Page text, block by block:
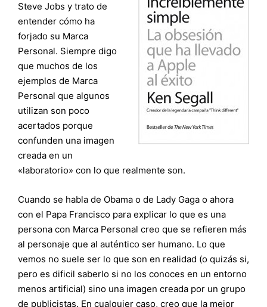
Steve Jobs y trato de
entender cómo ha
forjado su Marca
Personal. Siempre digo
que muchos de los
ejemplos de Marca
Personal que algunos
utilizan son poco
acertados porque
confunden una imagen
creada en un
«laboratorio» con lo que realmente son.
Cuando se habla de Obama o de Lady Gaga o ahora
con el Papa Francisco para explicar lo que es una
persona con Marca Personal creo que se refieren más
al personaje que al auténtico ser humano. Lo que
vemos no suele ser lo que son en realidad (o quizás si,
pero es dificil saberlo si no los conoces en un entorno
menos artificial) sino una imagen creada por un grupo
de publicistas. En cualquier caso, creo que la mejor